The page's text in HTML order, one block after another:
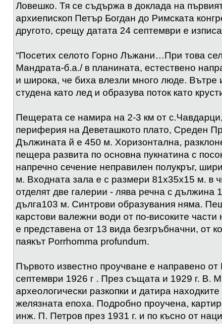
Ловешко. Тя се съдържа в доклада на
архиепископ Петър Богдан до Римската
другото, срещу датата 24 септември е
“Посетих селото Горно Лъжани…При това
Мандрата-б.а./ в планината, естествено
и широка, че биха влезли много люде. Вътре
студена като лед и образува поток като
Пещерата се намира на 2-3 км от
периферия на Деветашкото плато, Среден
Дължината й е 450 м. Хоризонтална,
пещера развита по основна пукнатина с
напречно сечение неправилен полукръг,
м. Входната зала е с размери 81x35x15 м. в
отделят две галерии - лява речна с дължина
дълга103 м. Синтрови образувания няма.
карстови валежни води от по-високите
е представена от 13 вида безгръбначни, от
паякът Porrhomma profundum.
Първото известно проучване е направено
септември 1926 г . През същата и 1929 г. В.
археологически разкопки и датира
желязната епоха. Подробно проучена,
инж. П. Петров през 1931 г. и по късно от